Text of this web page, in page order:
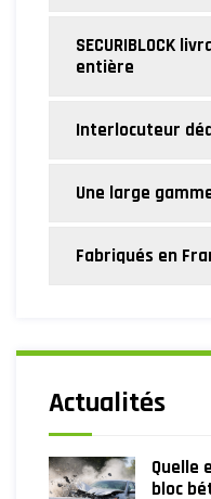
SECURIBLOCK
entière
Interlocuteur
Une large
Fabriqués en
Actualités
Quelle
bloc